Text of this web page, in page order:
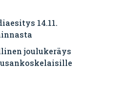
14.11.
joulukeräys